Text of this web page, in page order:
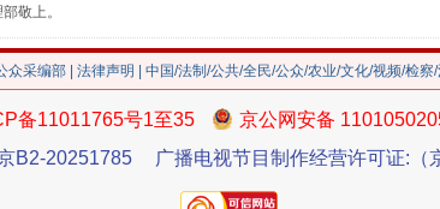
敬上。
众采编部 法律声明 | 中国/法制/公共/全民/公众/农业/文化/视频/检察
备11011765号1至35
京公网安备
B2-20251785
广播电视节目制作经营许可证:（